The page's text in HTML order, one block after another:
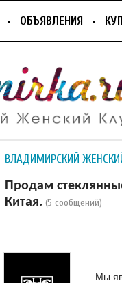
ОБЪЯВЛЕНИЯ
ВЛАДИМИРСКИЙ
Продам
Китая. (5 сообщений)
Мы